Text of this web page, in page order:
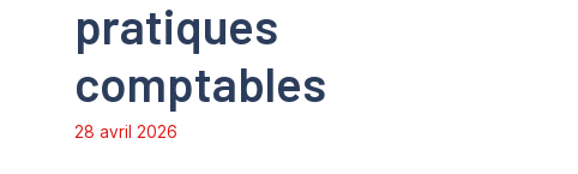
pratiques
comptables
28 avril 2026